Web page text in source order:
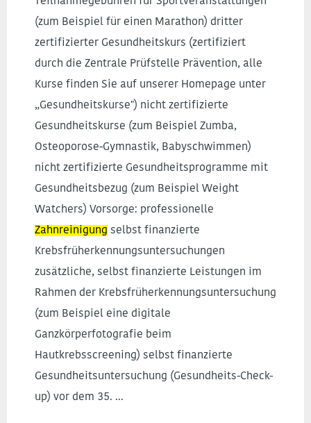
(zum Beispiel für einen Marathon) dritter
zertifizierter Gesundheitskurs (zertifiziert
durch die Zentrale Prüfstelle Prävention, alle
Kurse finden Sie auf unserer Homepage unter
„Gesundheitskurse") nicht zertifizierte
Gesundheitskurse (zum Beispiel Zumba,
Osteoporose-Gymnastik, Babyschwimmen)
nicht zertifizierte Gesundheitsprogramme mit
Gesundheitsbezug (zum Beispiel Weight
Watchers) Vorsorge: professionelle
Zahnreinigung selbst finanzierte
Krebsfrüherkennungsuntersuchungen
zusätzliche, selbst finanzierte Leistungen im
Rahmen der Krebsfrüherkennungsuntersuchung
(zum Beispiel eine digitale
Ganzkörperfotografie beim
Hautkrebsscreening) selbst finanzierte
Gesundheitsuntersuchung (Gesundheits-Check-
up) vor dem 35. ...